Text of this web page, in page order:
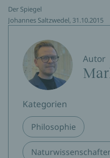
Der Spiegel
Johannes Saltzwedel, 31.10.2015
Autor
Kategorien
Philosophie